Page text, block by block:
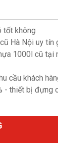
tốt không
Hà Nội uy tín
1000l cũ tại
cầu khách
- thiết bị đựng